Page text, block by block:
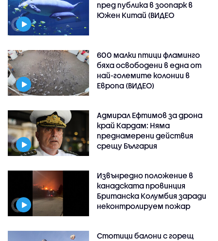
пред публика в зоопарк в
Южен Китай (ВИДЕО
600 малки птици фламинго
бяха освободени в една от
най-големите колонии в
Европа (ВИДЕО)
Адмирал Ефтимов за дрона
край Кардам: Няма
преднамерени действия
срещу България
Извънредно положение в
канадската провинция
Британска Колумбия заради
неконтролируем пожар
Стотици балони с горещ